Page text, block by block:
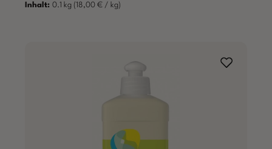
Inhalt: 0.1 kg (18,00 € / kg)